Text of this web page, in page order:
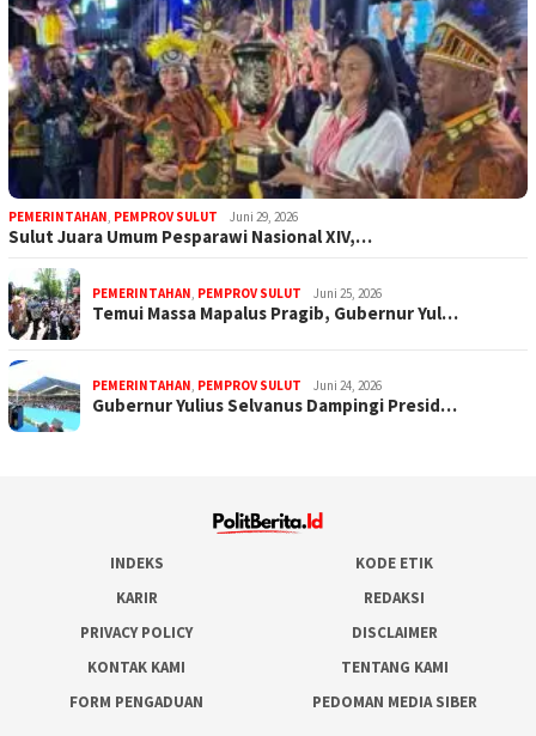
PEMERINTAHAN, PEMPROV SULUT Juni 29, 2026
Sulut Juara Umum Pesparawi Nasional XIV,…
PEMERINTAHAN, PEMPROV SULUT Juni 25, 2026
Temui Massa Mapalus Pragib, Gubernur Yul…
PEMERINTAHAN, PEMPROV SULUT Juni 24, 2026
Gubernur Yulius Selvanus Dampingi Presid…
INDEKS
KODE ETIK
KARIR
REDAKSI
PRIVACY POLICY
DISCLAIMER
KONTAK KAMI
TENTANG KAMI
FORM PENGADUAN
PEDOMAN MEDIA SIBER